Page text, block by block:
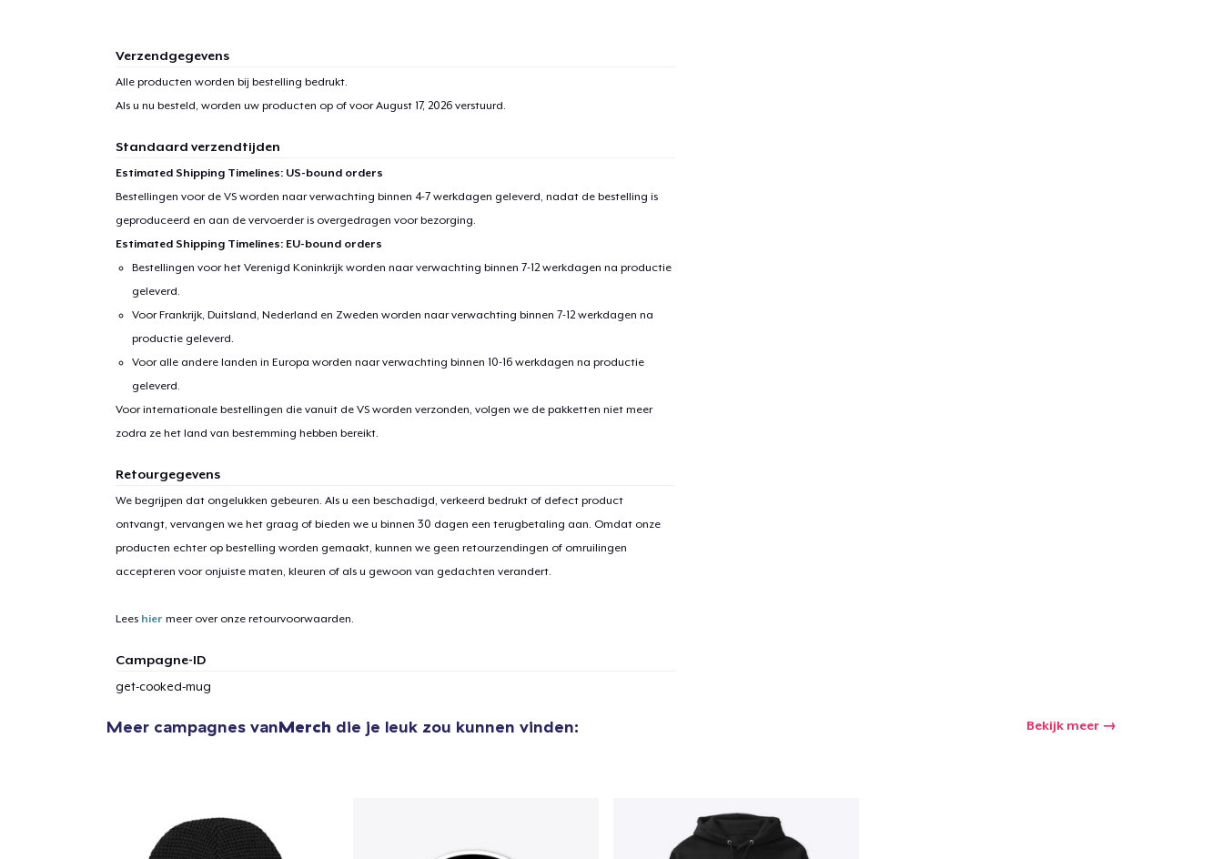
Verzendgegevens
Alle producten worden bij bestelling bedrukt.
Als u nu besteld, worden uw producten op of voorAugust 17, 2026verstuurd.
Standaard verzendtijden
Estimated Shipping Timelines: US-bound orders
Bestellingen voor de VS worden naar verwachting binnen 4-7 werkdagen geleverd, nadat de bestelling is
geproduceerd en aan de vervoerder is overgedragen voor bezorging.
Estimated Shipping Timelines: EU-bound orders
Bestellingen voor het Verenigd Koninkrijk worden naar verwachting binnen 7-12 werkdagen na productie
geleverd.
Voor Frankrijk, Duitsland, Nederland en Zweden worden naar verwachting binnen 7-12 werkdagen na
productie geleverd.
Voor alle andere landen in Europa worden naar verwachting binnen 10-16 werkdagen na productie
geleverd.
Voor internationale bestellingen die vanuit de VS worden verzonden, volgen we de pakketten niet meer
zodra ze het land van bestemming hebben bereikt.
Retourgegevens
We begrijpen dat ongelukken gebeuren. Als u een beschadigd, verkeerd bedrukt of defect product
ontvangt, vervangen we het graag of bieden we u binnen 30 dagen een terugbetaling aan. Omdat onze
producten echter op bestelling worden gemaakt, kunnen we geen retourzendingen of omruilingen
accepteren voor onjuiste maten, kleuren of als u gewoon van gedachten verandert.
Lees hier meer over onze retourvoorwaarden.
Campagne-ID
get-cooked-mug
Meer campagnes vanMerch die je leuk zou kunnen vinden: Bekijk meer